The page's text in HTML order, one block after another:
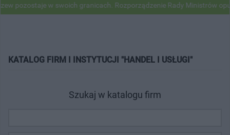
pozostaje w swoich granicach. Rozporządzenie Rady Ministrów
KATALOG FIRM I INSTYTUCJI "HANDEL I USŁUGI"
Szukaj w katalogu firm